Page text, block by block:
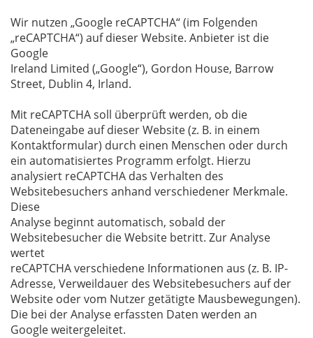
Wir nutzen „Google reCAPTCHA“ (im Folgenden
„reCAPTCHA“) auf dieser Website. Anbieter ist die
Google
Ireland Limited („Google“), Gordon House, Barrow
Street, Dublin 4, Irland.
Mit reCAPTCHA soll überprüft werden, ob die
Dateneingabe auf dieser Website (z. B. in einem
Kontaktformular) durch einen Menschen oder durch
ein automatisiertes Programm erfolgt. Hierzu
analysiert reCAPTCHA das Verhalten des
Websitebesuchers anhand verschiedener Merkmale.
Diese
Analyse beginnt automatisch, sobald der
Websitebesucher die Website betritt. Zur Analyse
wertet
reCAPTCHA verschiedene Informationen aus (z. B. IP-
Adresse, Verweildauer des Websitebesuchers auf der
Website oder vom Nutzer getätigte Mausbewegungen).
Die bei der Analyse erfassten Daten werden an
Google weitergeleitet.